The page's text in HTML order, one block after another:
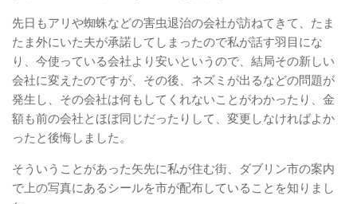
先日もアリや蜘蛛などの害虫退治の会社が訪ねてきて、たま
たま外にいた夫が承諾してしまったので私が話す羽目にな
り、今使っている会社より安いというので、結局その新しい
会社に変えたのですが、その後、ネズミが出るなどの問題が
発生し、その会社は何もしてくれないことがわかったり、金
額も前の会社とほぼ同じだったりして、変更しなければよか
ったと後悔しました。
そういうことがあった矢先に私が住む街、ダブリン市の案内
で上の写真にあるシールを市が配布していることを知りまし